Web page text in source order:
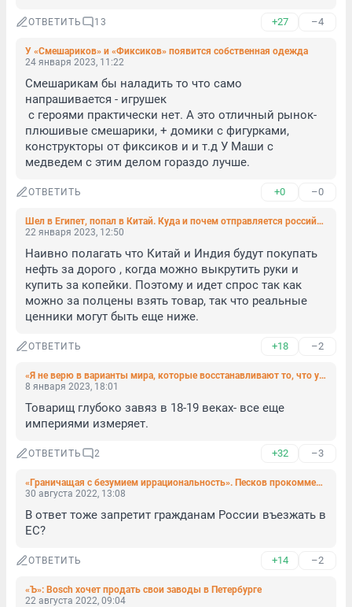
ОТВЕТИТЬ 13 +27 –4
У «Смешариков» и «Фиксиков» появится собственная одежда
24 января 2023, 11:22
Смешарикам бы наладить то что само
напрашивается - игрушек
плюшивые смешарики, + домики с фигурками,
конструкторы от фиксиков и и т.д У Маши с
медведем с этим делом гораздо лучше.
ОТВЕТИТЬ +0 –0
Шел в Египет, попал в Китай. Куда и почем отправляется российская нефть из портов Финского залива
22 января 2023, 12:50
Наивно полагать что Китай и Индия будут покупать
нефть за дорого , когда можно выкрутить руки и
купить за копейки. Поэтому и идет спрос так как
можно за полцены взять товар, так что реальные
ценники могут быть еще ниже.
ОТВЕТИТЬ +18 –2
«Я не верю в варианты мира, которые восстанавливают то, что уже было». Футуролог Сергей Переслегин — о будущем России
8 января 2023, 18:01
Товарищ глубоко завяз в 18-19 веках- все еще
империями измеряет.
ОТВЕТИТЬ 2 +32 –3
«Граничащая с безумием иррациональность». Песков прокомментировал возможный запрет шенгенских виз для россиян
30 августа 2022, 13:08
В ответ тоже запретит гражданам России въезжать в
ЕС?
ОТВЕТИТЬ +14 –2
«Ъ»: Bosch хочет продать свои заводы в Петербурге
22 августа 2022, 09:04